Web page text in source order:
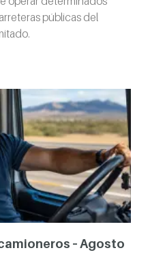
públicas del
– Agosto